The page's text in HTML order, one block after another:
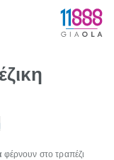
φέρνουν στο τραπέζι